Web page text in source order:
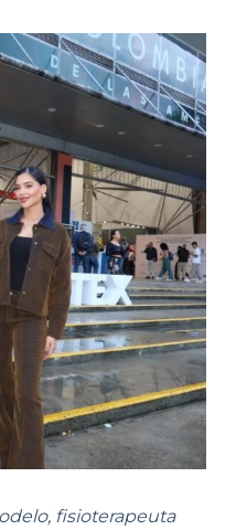
fisioterapeuta